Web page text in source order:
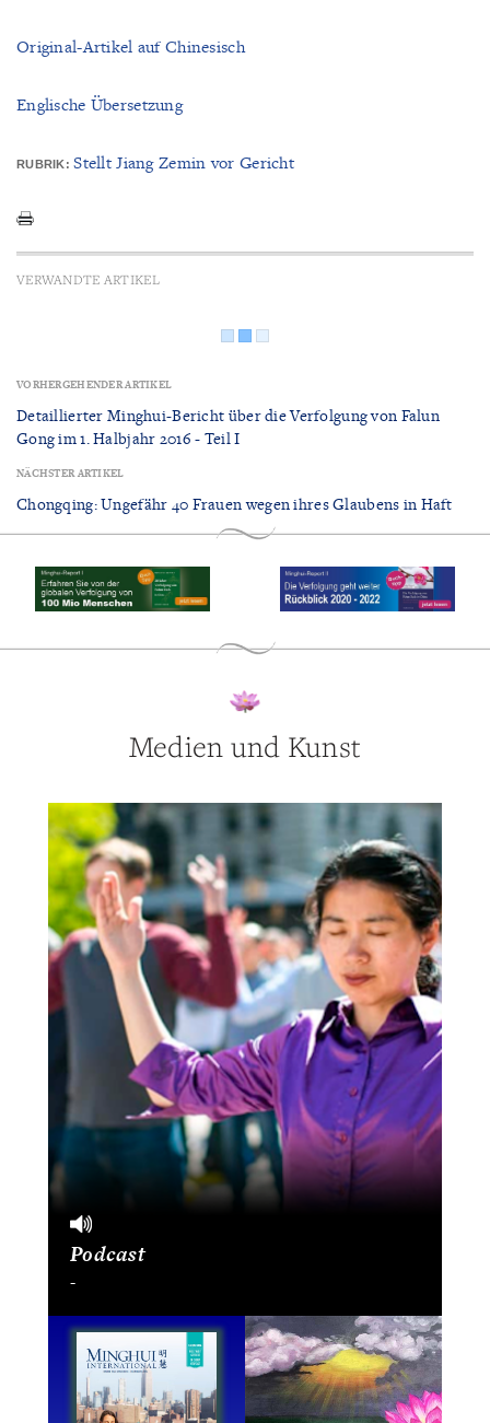
Original-Artikel auf Chinesisch
Englische Übersetzung
RUBRIK:Stellt Jiang Zemin vor Gericht
VERWANDTE ARTIKEL
VORHERGEHENDER ARTIKEL
Detaillierter Minghui-Bericht über die Verfolgung von Falun
Gong im 1. Halbjahr 2016 - Teil I
NÄCHSTER ARTIKEL
Chongqing: Ungefähr 40 Frauen wegen ihres Glaubens in Haft
Medien und Kunst
Podcast
-